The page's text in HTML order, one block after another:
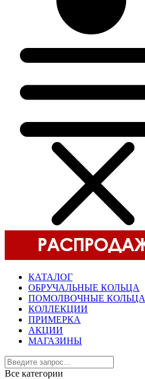
КАТАЛОГ
ОБРУЧАЛЬНЫЕ КОЛЬЦА
ПОМОЛВОЧНЫЕ КОЛЬЦА
КОЛЛЕКЦИИ
ПРИМЕРКА
АКЦИИ
МАГАЗИНЫ
Все категории